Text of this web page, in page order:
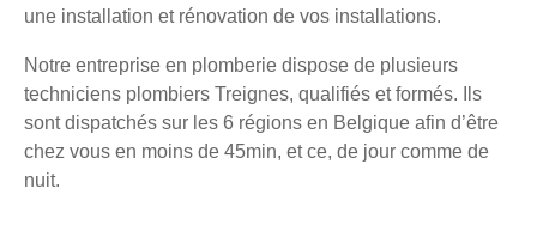
une installation et rénovation de vos installations.
Notre entreprise en plomberie dispose de plusieurs
techniciens plombiers Treignes, qualifiés et formés. Ils
sont dispatchés sur les 6 régions en Belgique afin d’être
chez vous en moins de 45min, et ce, de jour comme de
nuit.